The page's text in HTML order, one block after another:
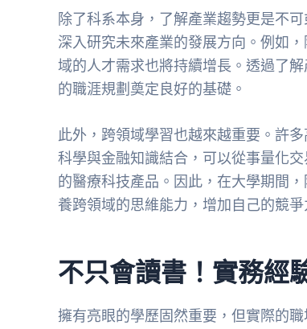
除了科系本身，了解產業趨勢更是不
深入研究未來產業的發展方向。例如
域的人才需求也將持續增長。透過了
的職涯規劃奠定良好的基礎。
此外，跨領域學習也越來越重要。許
科學與金融知識結合，可以從事量化
的醫療科技產品。因此，在大學期間
養跨領域的思維能力，增加自己的競爭
不只會讀書！實務經
擁有亮眼的學歷固然重要，但實際的